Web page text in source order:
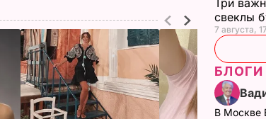
Три
свеклы
7 августа,
БЛОГИ
В Москве